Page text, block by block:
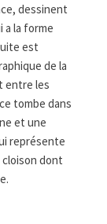
dessinent
a la forme
est
de la
entre les
tombe dans
et une
représente
cloison dont